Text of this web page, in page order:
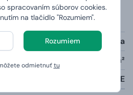
spracovaním súborov cookies.
na tlačidlo "Rozumiem".
Rozumiem
odmietnuťtu
priekrčník s 5 % elastanu
85% bavlna, 15% viskóza
190g/m²
viď nižšie V TEXTE